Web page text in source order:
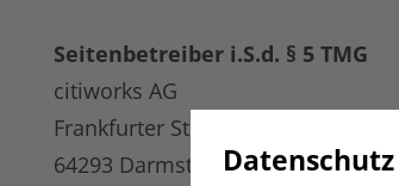
Datenschutz
Seitenbetreiber i.S.d. § 5 TMG
citiworks AG
Frankfurter Straße 110
64293 Darmstadt